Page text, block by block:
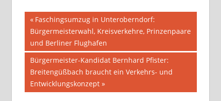
Beitragsnavigation
Vorheriger
Beitrag:
Faschingsumzug in Unteroberndorf:
Bürgermeisterwahl, Kreisverkehre, Prinzenpaare
und Berliner Flughafen
Nächster
Beitrag:
Bürgermeister-Kandidat Bernhard Pfister:
Breitengüßbach braucht ein Verkehrs- und
Entwicklungskonzept